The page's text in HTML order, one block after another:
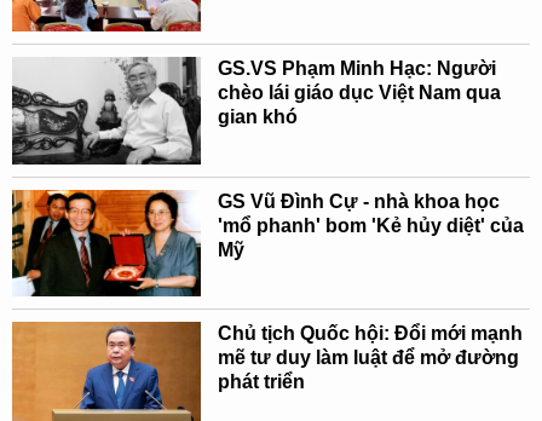
GS.VS Phạm Minh Hạc: Người
chèo lái giáo dục Việt Nam qua
gian khó
GS Vũ Đình Cự - nhà khoa học
'mổ phanh' bom 'Kẻ hủy diệt' của
Mỹ
Chủ tịch Quốc hội: Đổi mới mạnh
mẽ tư duy làm luật để mở đường
phát triển